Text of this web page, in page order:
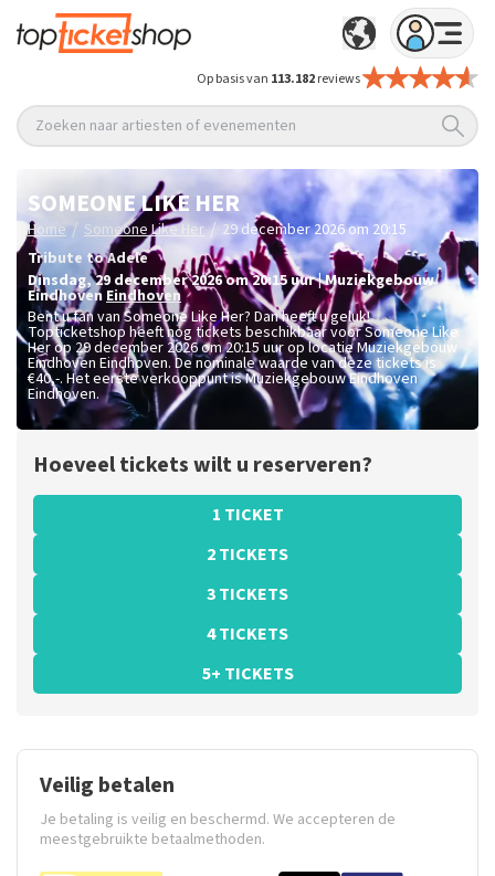
Op basis van 113.182reviews
Zoeken naar artiesten of evenementen
SOMEONE LIKE HER
Home / Someone Like Her / 29 december 2026 om 20:15
Tribute to Adele
dinsdag,29 december 2026 om 20:15uur|Muziekgebouw
Eindhoven Eindhoven
Bent u fan van Someone Like Her? Dan heeft u geluk!
Topticketshop heeft nog tickets beschikbaar voor Someone Like
Her op 29 december 2026 om 20:15 uur op locatie Muziekgebouw
Eindhoven Eindhoven. De nominale waarde van deze tickets is
€40,-. Het eerste verkooppunt is Muziekgebouw Eindhoven
Eindhoven.
Hoeveel tickets wilt u reserveren?
1 TICKET
2 TICKETS
3 TICKETS
4 TICKETS
5+ TICKETS
Veilig betalen
Je betaling is veilig en beschermd. We accepteren de
meestgebruikte betaalmethoden.